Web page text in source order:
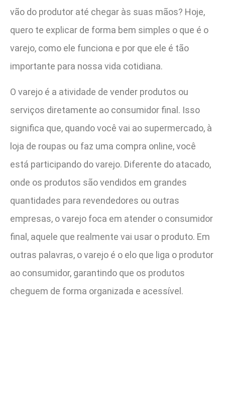
vão do produtor até chegar às suas mãos? Hoje,
quero te explicar de forma bem simples o que é o
varejo, como ele funciona e por que ele é tão
importante para nossa vida cotidiana.
O varejo é a atividade de vender produtos ou
serviços diretamente ao consumidor final. Isso
significa que, quando você vai ao supermercado, à
loja de roupas ou faz uma compra online, você
está participando do varejo. Diferente do atacado,
onde os produtos são vendidos em grandes
quantidades para revendedores ou outras
empresas, o varejo foca em atender o consumidor
final, aquele que realmente vai usar o produto. Em
outras palavras, o varejo é o elo que liga o produtor
ao consumidor, garantindo que os produtos
cheguem de forma organizada e acessível.